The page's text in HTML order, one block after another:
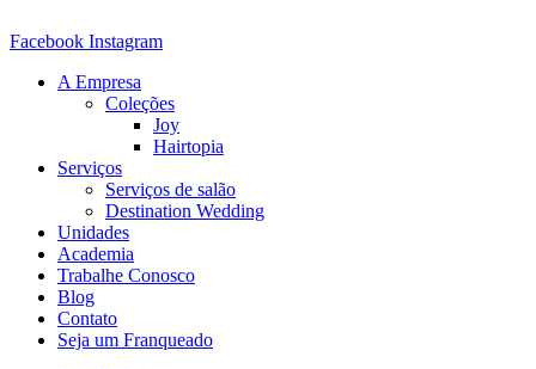
para
conteúdo
Facebook Instagram
A Empresa
Coleções
Joy
Hairtopia
Serviços
Serviços de salão
Destination Wedding
Unidades
Academia
Trabalhe Conosco
Blog
Contato
Seja um Franqueado